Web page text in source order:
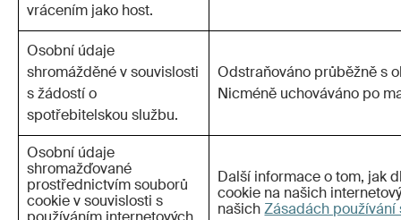
vrácením jako host.
Osobní údaje
shromážděné v souvislosti
s žádostí o
spotřebitelskou službu.
Odstraňováno průběžně s
Nicméně uchováváno po
Osobní údaje
shromažďované
prostřednictvím souborů
cookie v souvislosti s
Další informace o tom, jak
cookie na našich
našichZásadách